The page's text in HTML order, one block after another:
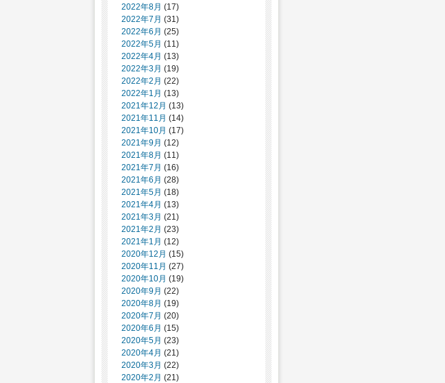
2022年8月 (17)
2022年7月 (31)
2022年6月 (25)
2022年5月 (11)
2022年4月 (13)
2022年3月 (19)
2022年2月 (22)
2022年1月 (13)
2021年12月 (13)
2021年11月 (14)
2021年10月 (17)
2021年9月 (12)
2021年8月 (11)
2021年7月 (16)
2021年6月 (28)
2021年5月 (18)
2021年4月 (13)
2021年3月 (21)
2021年2月 (23)
2021年1月 (12)
2020年12月 (15)
2020年11月 (27)
2020年10月 (19)
2020年9月 (22)
2020年8月 (19)
2020年7月 (20)
2020年6月 (15)
2020年5月 (23)
2020年4月 (21)
2020年3月 (22)
2020年2月 (21)